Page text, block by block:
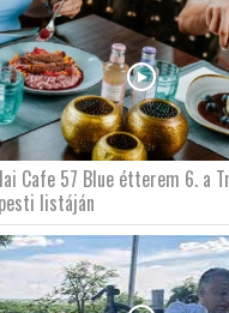
Cafe 57 Blue étterem 6. a
listáján